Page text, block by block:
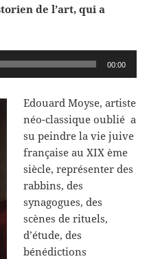
de l’art, qui a
00:00
Edouard Moyse, artiste
néo-classique oublié a
su peindre la vie juive
française au XIX ème
siècle, représenter des
rabbins, des
synagogues, des
scènes de rituels,
d’étude, des
bénédictions